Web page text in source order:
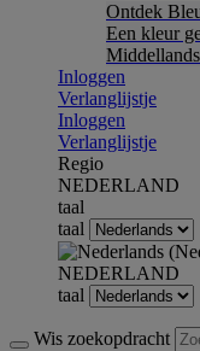
Ontdek
Een kleur
Inloggen
Verlanglijstje
Inloggen
Verlanglijstje
Regio
NEDERLAND
taal
taal
NEDERLAND
taal
Wis zoekopdracht